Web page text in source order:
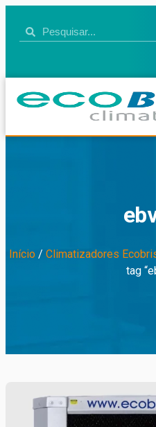
Início/ Climatizadores
tag